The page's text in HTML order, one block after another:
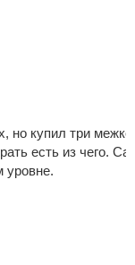
но купил три
есть из чего.
уровне.